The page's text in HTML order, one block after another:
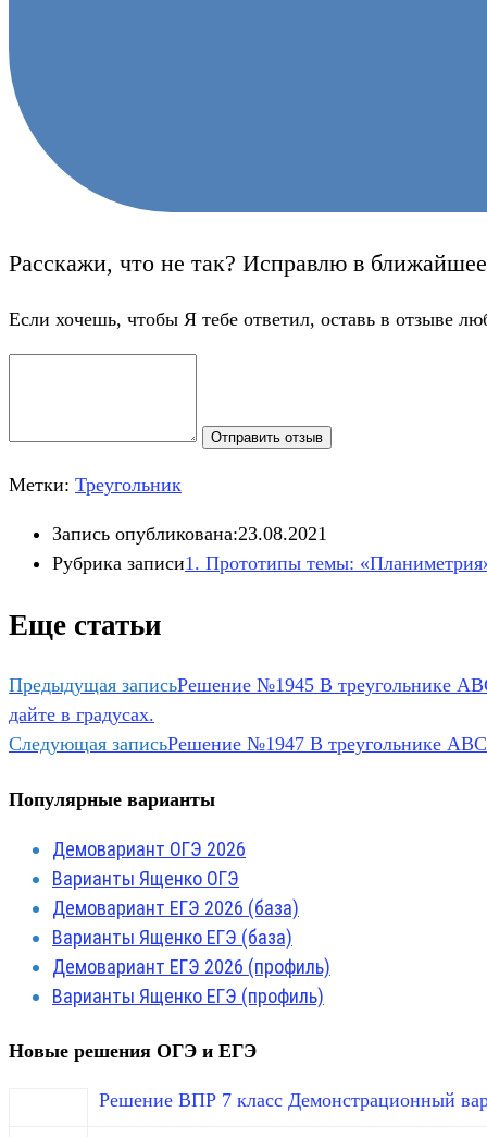
Расскажи, что не так? Исправлю в
Если хочешь, чтобы Я тебе ответил, оставь в отзыве
Отправить отзыв
Метки: Треугольник
Запись опубликована:23.08.2021
Рубрика записи1. Прототипы темы:
Еще статьи
Предыдущая записьРешение №1945 В треугольнике
дайте в градусах.
Следующая записьРешение №1947 В треугольнике
Популярные варианты
Демовариант ОГЭ 2026
Варианты Ященко ОГЭ
Демовариант ЕГЭ 2026 (база)
Варианты Ященко ЕГЭ (база)
Демовариант ЕГЭ 2026 (профиль)
Варианты Ященко ЕГЭ (профиль)
Новые решения ОГЭ и ЕГЭ
Решение ВПР 7 класс Демонстрационный